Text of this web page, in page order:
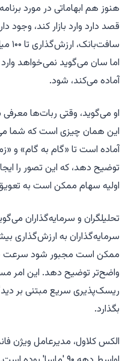
هنوز هم ابهاماتی در مورد
اما سان می‌گوید نمی‌خواهد
آماده می‌کند، شود.
او می‌گوید، وقتی ربات‌ها
این همان چیزی است که شما
آماده است تا «گام به گام» و
توضیح دهد، که این تصور را
اولیه سهام ممکن است به
تحلیلگران و سرمایه‌گذاران
سرمایه‌گذاران به ارزش‌گذاری
ممکن است مجبور شود سرعت
واضح‌تر توضیح دهد. این امر
ریسک‌پذیری سریع مبتنی بر
بگذارد.
الکس کلاول، مدیرعامل ویژن